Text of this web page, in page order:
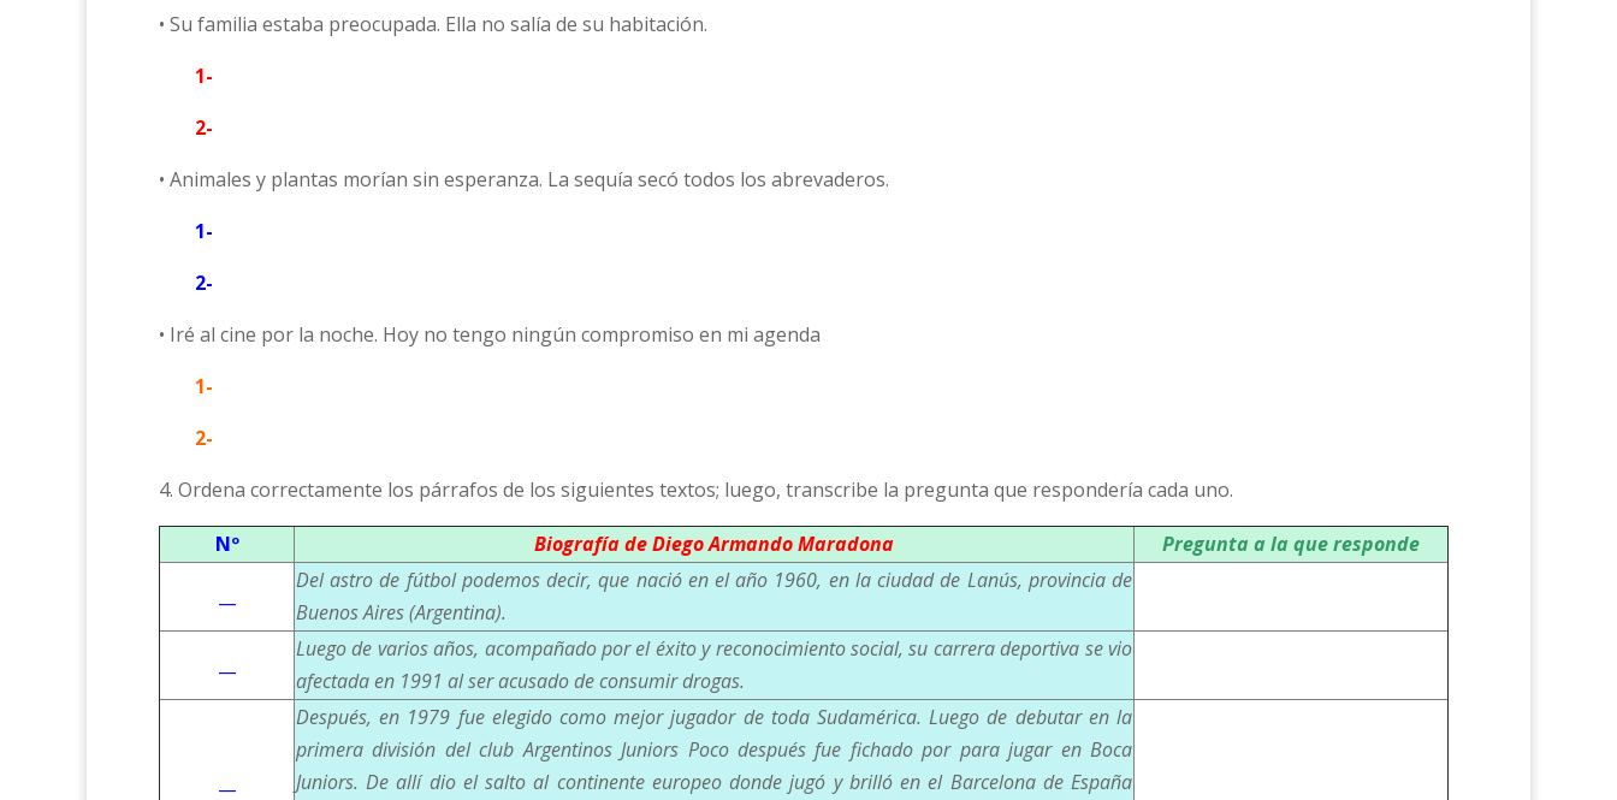
• Su familia estaba preocupada. Ella no salía de su habitación.
1-
2-
• Animales y plantas morían sin esperanza. La sequía secó todos los abrevaderos.
1-
2-
• Iré al cine por la noche. Hoy no tengo ningún compromiso en mi agenda
1-
2-
4. Ordena correctamente los párrafos de los siguientes textos; luego, transcribe la pregunta que respondería cada uno.
Nº Biografía de Diego Armando Maradona
Pregunta a la que responde
Del astro de fútbol podemos decir, que nació en el año 1960, en la ciudad de Lanús, provincia de
Buenos Aires (Argentina).
Luego de varios años, acompañado por el éxito y reconocimiento social, su carrera deportiva se vio
afectada en 1991 al ser acusado de consumir drogas.
Después, en 1979 fue elegido como mejor jugador de toda Sudamérica. Luego de debutar en la
primera división del club Argentinos Juniors Poco después fue fichado por para jugar en Boca
Juniors. De allí dio el salto al continente europeo donde jugó y brilló en el Barcelona de España